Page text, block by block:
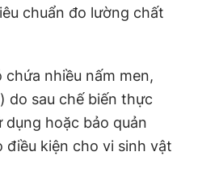
thoại
chuẩn đo lường chất
nhiều nấm men,
do sau chế biến thực
hoặc bảo quản
điều kiện cho vi sinh vật